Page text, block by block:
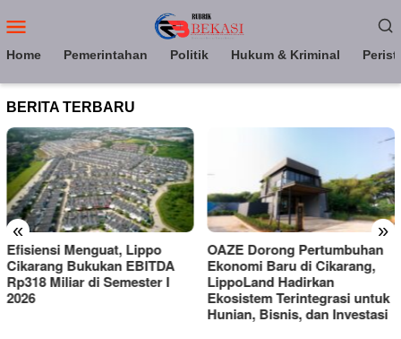
ke
Mobile
Home Pemerintahan Politik Hukum & Kriminal
BERITA TERBARU
« »
Efisiensi Menguat, Lippo
Cikarang Bukukan EBITDA
Rp318 Miliar di Semester I
2026
OAZE Dorong Pertumbuhan
Ekonomi Baru di Cikarang,
LippoLand Hadirkan
Ekosistem Terintegrasi untuk
Hunian, Bisnis, dan Investasi